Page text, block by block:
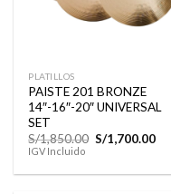
PLATILLOS
PAISTE 201 BRONZE
14″-16″-20″ UNIVERSAL
SET
S/1,850.00 El
precio
era:
S/1,700.00El
es:
IGV Incluido